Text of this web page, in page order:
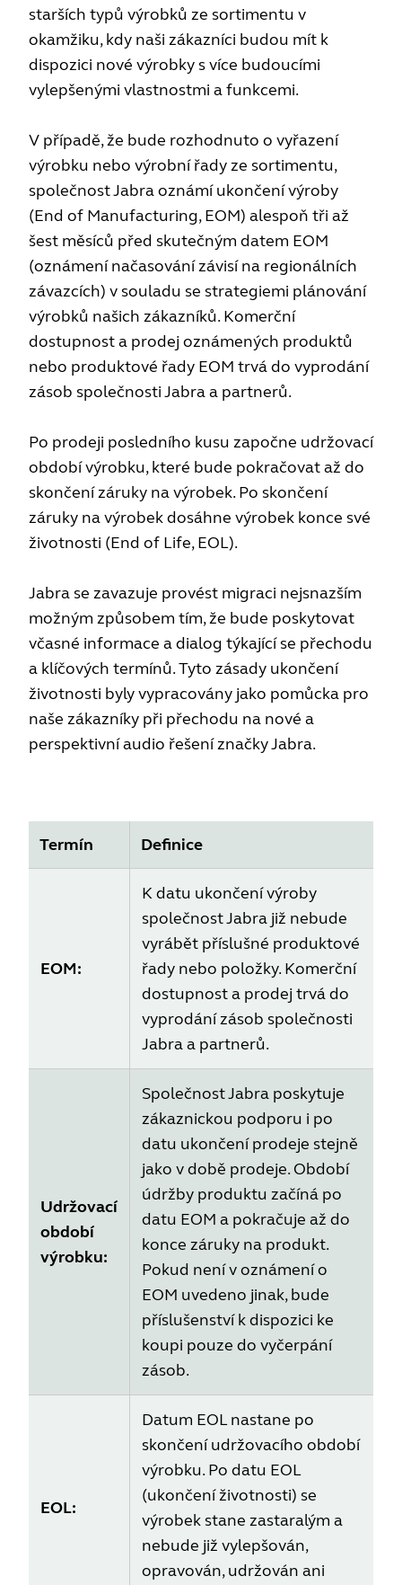
starších typů výrobků ze sortimentu v
okamžiku, kdy naši zákazníci budou mít k
dispozici nové výrobky s více budoucími
vylepšenými vlastnostmi a funkcemi.
V případě, že bude rozhodnuto o vyřazení
výrobku nebo výrobní řady ze sortimentu,
společnost Jabra oznámí ukončení výroby
(End of Manufacturing, EOM) alespoň tři až
šest měsíců před skutečným datem EOM
(oznámení načasování závisí na regionálních
závazcích) v souladu se strategiemi plánování
výrobků našich zákazníků. Komerční
dostupnost a prodej oznámených produktů
nebo produktové řady EOM trvá do vyprodání
zásob společnosti Jabra a partnerů.
Po prodeji posledního kusu započne udržovací
období výrobku, které bude pokračovat až do
skončení záruky na výrobek. Po skončení
záruky na výrobek dosáhne výrobek konce své
životnosti (End of Life, EOL).
Jabra se zavazuje provést migraci nejsnazším
možným způsobem tím, že bude poskytovat
včasné informace a dialog týkající se přechodu
a klíčových termínů. Tyto zásady ukončení
životnosti byly vypracovány jako pomůcka pro
naše zákazníky při přechodu na nové a
perspektivní audio řešení značky Jabra.
Termín Definice
EOM:
K datu ukončení výroby
společnost Jabra již nebude
vyrábět příslušné produktové
řady nebo položky. Komerční
dostupnost a prodej trvá do
vyprodání zásob společnosti
Jabra a partnerů.
Udržovací
období
výrobku:
Společnost Jabra poskytuje
zákaznickou podporu i po
datu ukončení prodeje stejně
jako v době prodeje. Období
údržby produktu začíná po
datu EOM a pokračuje až do
konce záruky na produkt.
Pokud není v oznámení o
EOM uvedeno jinak, bude
příslušenství k dispozici ke
koupi pouze do vyčerpání
zásob.
EOL:
Datum EOL nastane po
skončení udržovacího období
výrobku. Po datu EOL
(ukončení životnosti) se
výrobek stane zastaralým a
nebude již vylepšován,
opravován, udržován ani